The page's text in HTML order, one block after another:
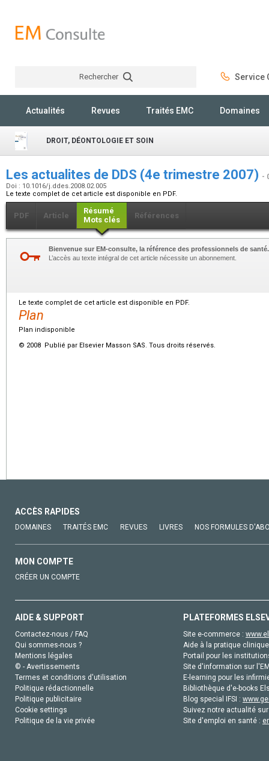
Rechercher Service
Actualités Revues Traités EMC Domaines
DROIT, DÉONTOLOGIE ET SOIN
Les actualites de DDS (4e trimestre 2007) -
Doi : 10.1016/j.ddes.2008.02.005
Le texte complet de cet article est disponible en PDF.
PDF Article
Résumé
Mots clés
Références
Bienvenue sur EM-consulte, la référence des professionnels de santé.
L’accès au texte intégral de cet article nécessite un abonnement.
Le texte complet de cet article est disponible en PDF.
Plan
Plan indisponible
© 2008 Publié par Elsevier Masson SAS. Tous droits réservés.
ACCÈS RAPIDES
DOMAINES TRAITÉS EMC REVUES LIVRES NOS FORMULES
MON COMPTE
CRÉER UN COMPTE
AIDE & SUPPORT
Contactez-nous / FAQ
Qui sommes-nous ?
Mentions légales
© - Avertissements
Termes et conditions d'utilisation
Politique rédactionnelle
Politique publicitaire
Cookie settings
Politique de la vie privée
PLATEFORMES
Site e-commerce :
Aide à la pratique
Portail pour les
Site d'information sur
E-learning pour les
Bibliothèque d'e-books
Blog special IFSI :
Suivez notre actualité
Site d'emploi en santé :